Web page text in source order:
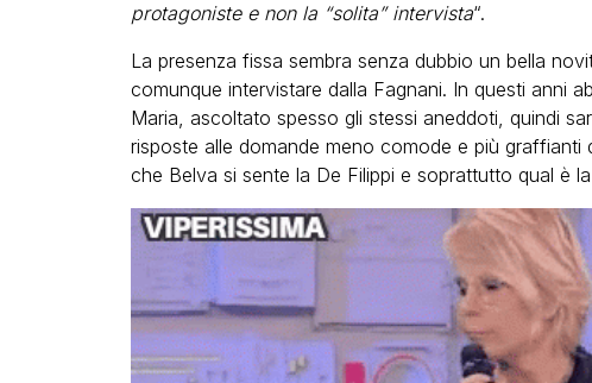
protagoniste e non la “solita” intervista“.
La presenza fissa sembra senza dubbio un bella
comunque intervistare dalla Fagnani. In questi anni
Maria, ascoltato spesso gli stessi aneddoti, quindi
risposte alle domande meno comode e più graffianti
che Belva si sente la De Filippi e soprattutto qual è